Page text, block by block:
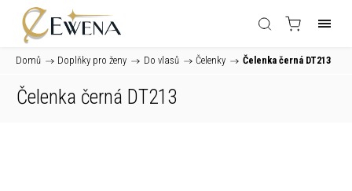
Domů / Doplňky pro ženy / Do vlasů / Čelenky / Čelenka černá DT213
Čelenka černá DT213